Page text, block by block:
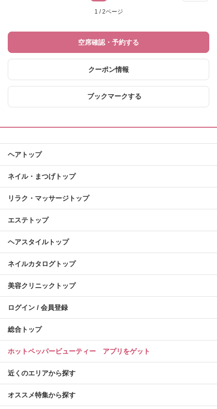
1 / 2ページ
空席確認・予約する
クーポン情報
ブックマークする
ヘアトップ
ネイル・まつげトップ
リラク・マッサージトップ
エステトップ
ヘアスタイルトップ
ネイルカタログトップ
美容クリニックトップ
ログイン / 会員登録
総合トップ
ホットペッパービューティー アプリをゲット
近くのエリアから探す
オススメ特集から探す